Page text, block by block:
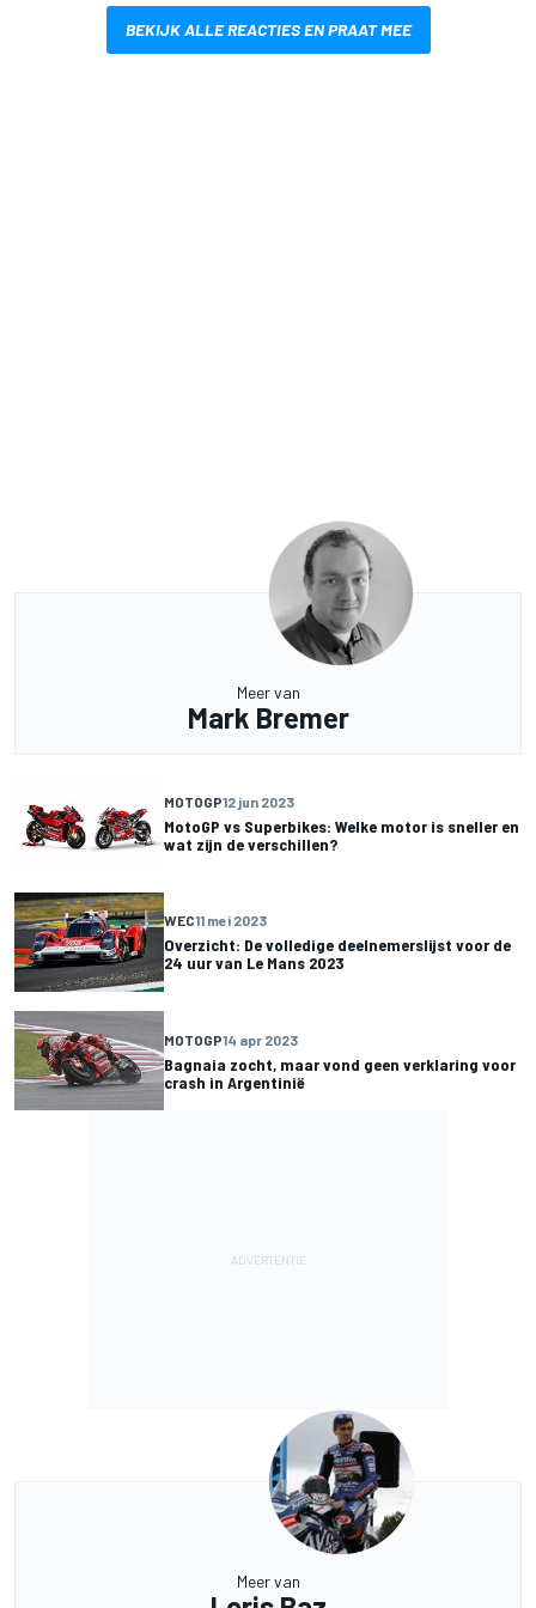
BEKIJK ALLE REACTIES EN PRAAT MEE
Meer van
Mark Bremer
MOTOGP12 jun 2023
MotoGP vs Superbikes: Welke motor is sneller en
wat zijn de verschillen?
WEC11 mei 2023
Overzicht: De volledige deelnemerslijst voor de
24 uur van Le Mans 2023
MOTOGP14 apr 2023
Bagnaia zocht, maar vond geen verklaring voor
crash in Argentinië
Meer van